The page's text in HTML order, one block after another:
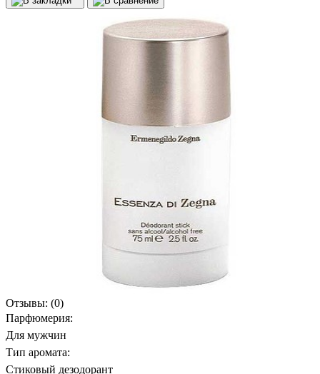
Отзывы: (0)
Парфюмерия:
Для мужчин
Тип аромата:
Стиковый дезодорант